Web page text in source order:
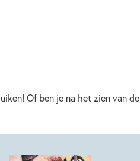
Of ben je na het zien van de